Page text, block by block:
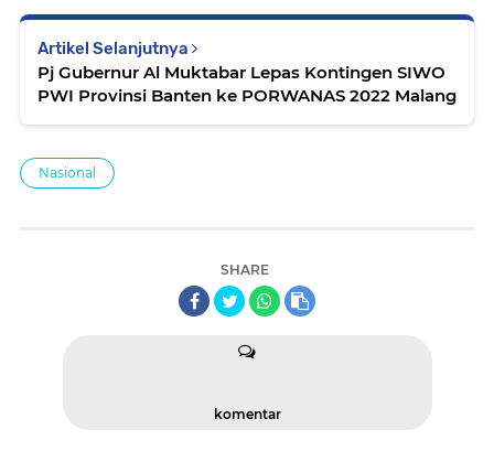
Artikel Selanjutnya
Pj Gubernur Al Muktabar Lepas Kontingen SIWO
PWI Provinsi Banten ke PORWANAS 2022 Malang
Nasional
SHARE
komentar